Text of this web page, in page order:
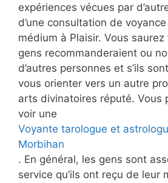
expériences vécues par
d’une consultation de
médium à Plaisir. Vous
gens recommanderaient ou
d’autres personnes et s’ils
vous orienter vers un autre
arts divinatoires réputé. Vous
voir une
Voyante tarologue et
Morbihan
. En général, les gens sont
service qu’ils ont reçu de leur